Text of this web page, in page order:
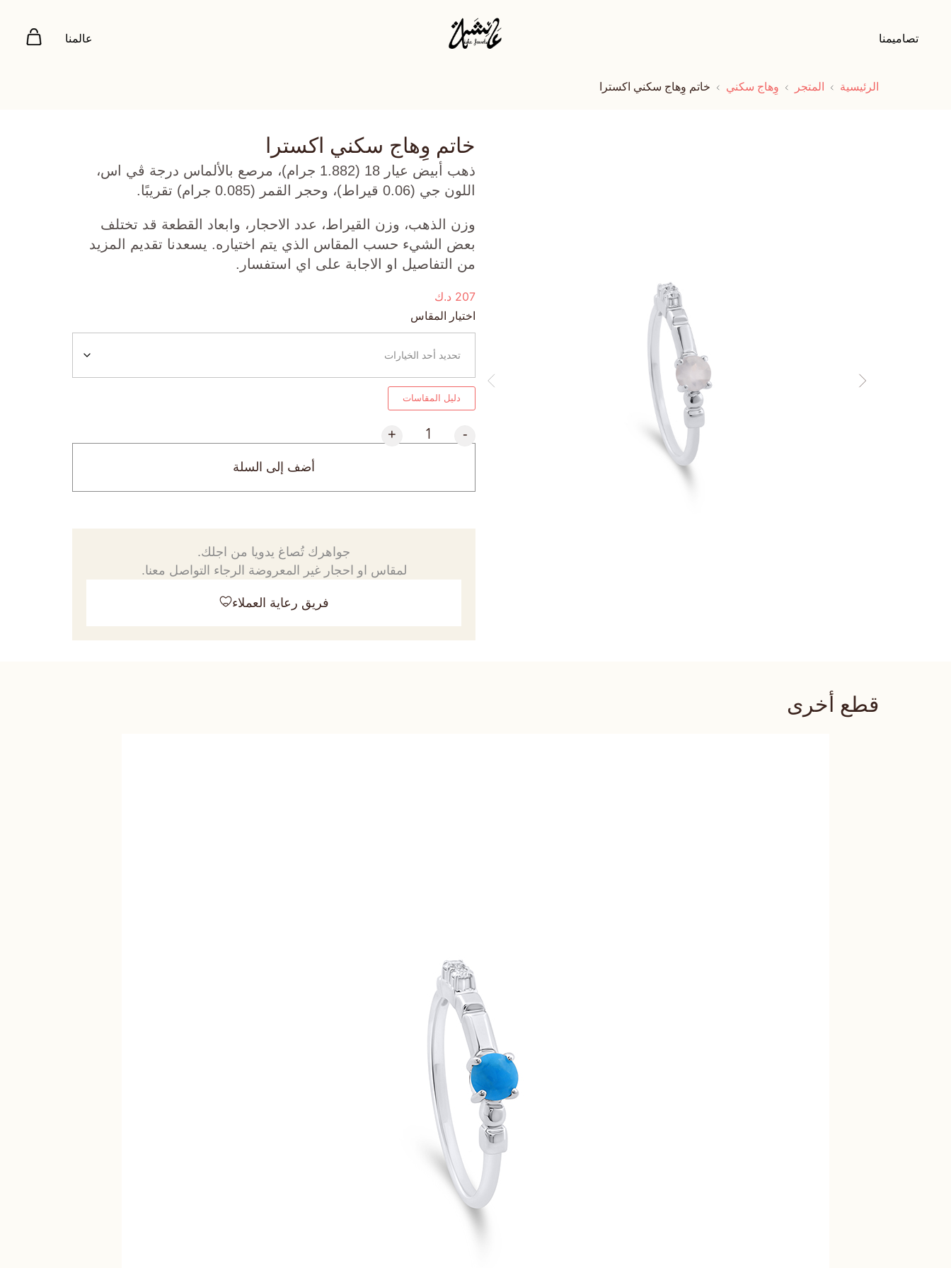
تصاميمنا عالمنا
الرئيسية المتجر وِهاج سكني خاتم وِهاج سكني اكسترا
خاتم وِهاج سكني اكسترا
ذهب أبيض عيار 18 (1.882 جرام)، مرصع بالألماس درجة ڤي اس،
اللون جي (0.06 قيراط)، وحجر القمر (0.085 جرام) تقريبًا.
وزن الذهب، وزن القيراط، عدد الاحجار، وابعاد القطعة قد تختلف
بعض الشيء حسب المقاس الذي يتم اختياره. يسعدنا تقديم المزيد
من التفاصيل او الاجابة على اي استفسار.
207 د.ك
اختيار المقاس
دليل المقاسات
-
+
أضف إلى السلة
جواهرك تُصاغ يدويا من اجلك.
لمقاس او احجار غير المعروضة الرجاء التواصل معنا.
فريق رعاية العملاء
قطع أخرى